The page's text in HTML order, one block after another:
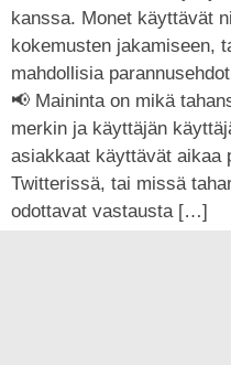
kanssa. Monet käyttävät
kokemusten jakamiseen,
mahdollisia
📢 Maininta on mikä
merkin ja käyttäjän
asiakkaat käyttävät aikaa
Twitterissä, tai missä
odottavat vastausta […]